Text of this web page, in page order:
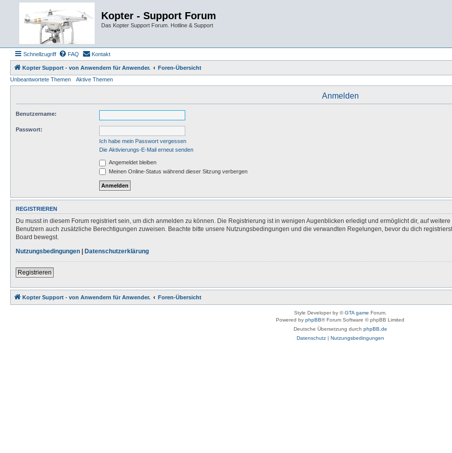
Kopter - Support Forum
Das Kopter Support Forum. Hotline & Support
Schnellzugriff FAQ Kontakt
Kopter Support - von Anwendern für Anwender.
Foren-Übersicht
Unbeantwortete Themen
Aktive Themen
Anmelden
Benutzername:
Passwort:
Ich habe mein Passwort vergessen
Die Aktivierungs-E-Mail erneut senden
Angemeldet bleiben
Meinen Online-Status während dieser Sitzung verbergen
REGISTRIEREN
Du musst in diesem Forum registriert sein, um dich anmelden zu können. Die Registrierung ist in wenigen Augenblicken erledigt und ermöglicht dir, auf
Benutzern auch zusätzliche Berechtigungen zuweisen. Beachte bitte unsere Nutzungsbedingungen und die verwandten Regelungen, bevor du dich
Board bewegst.
Nutzungsbedingungen | Datenschutzerklärung
Registrieren
Kopter Support - von Anwendern für Anwender. Foren-Übersicht
Style Developer by ©GTA game Forum.
Powered by phpBB® Forum Software © phpBB Limited
Deutsche Übersetzung durch phpBB.de
Datenschutz| Nutzungsbedingungen